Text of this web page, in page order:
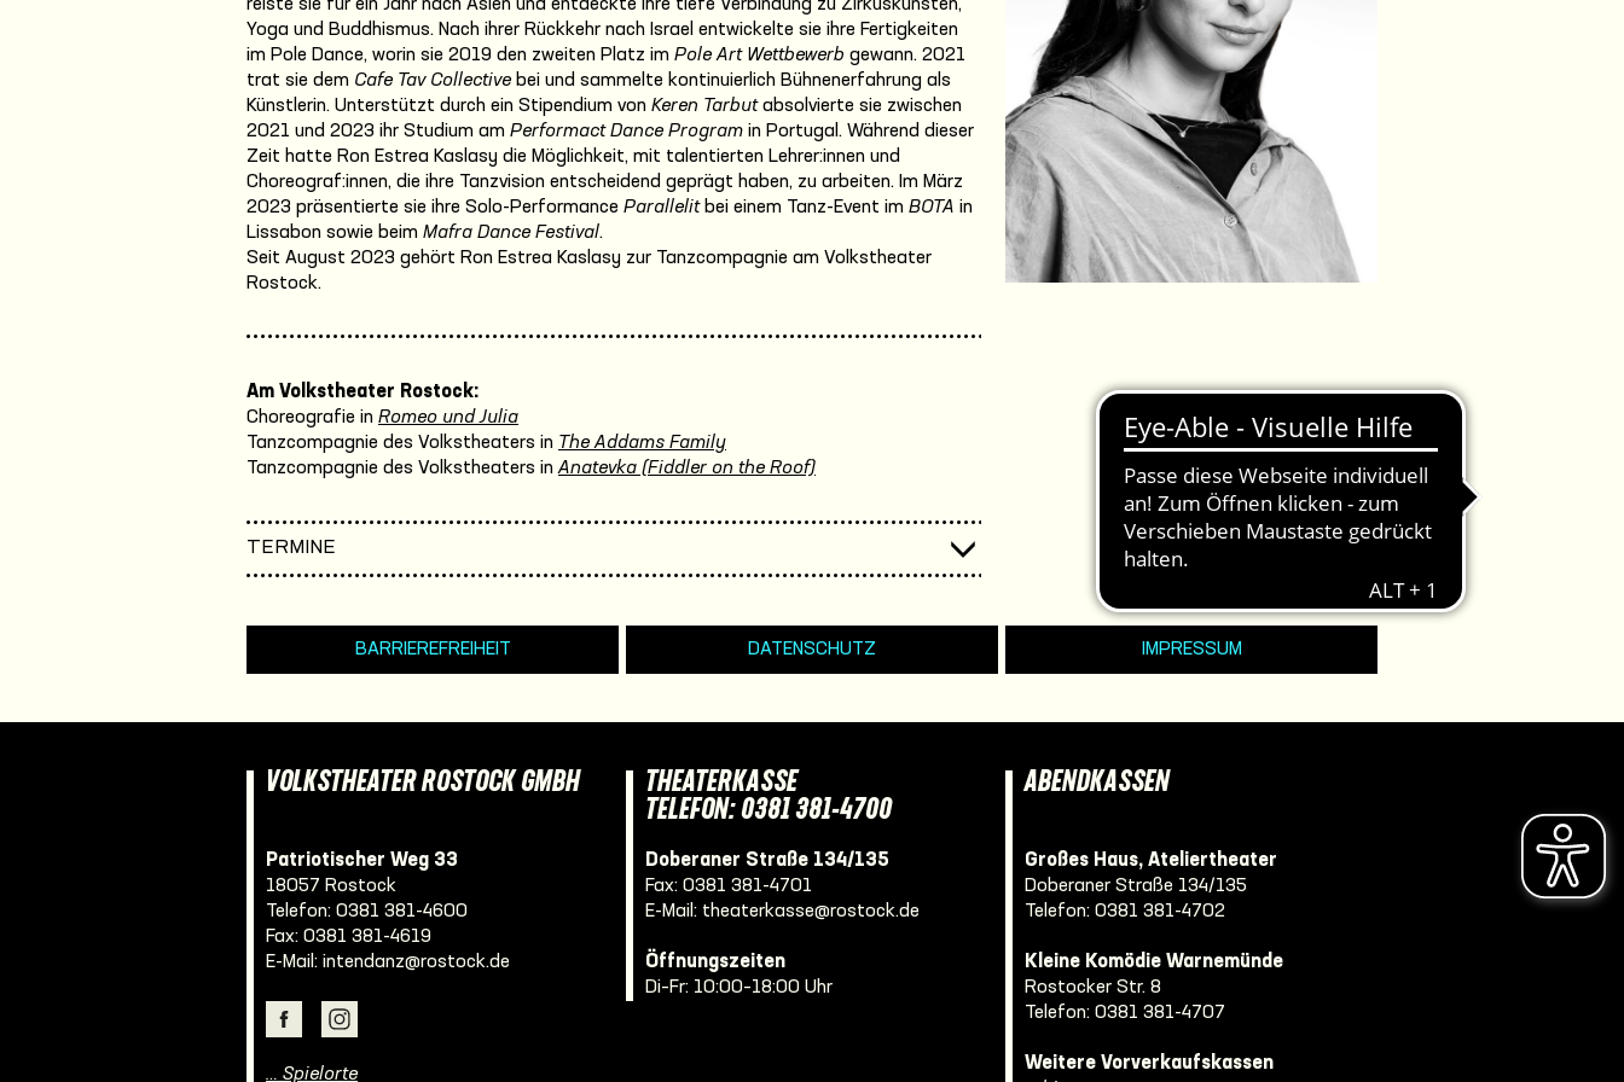
reiste sie für ein Jahr nach Asien und entdeckte ihre tiefe Verbindung zu Zirkuskünsten,
Yoga und Buddhismus. Nach ihrer Rückkehr nach Israel entwickelte sie ihre Fertigkeiten
im Pole Dance, worin sie 2019 den zweiten Platz im Pole Art Wettbewerb gewann. 2021
trat sie dem Cafe Tav Collective bei und sammelte kontinuierlich Bühnenerfahrung als
Künstlerin. Unterstützt durch ein Stipendium von Keren Tarbutabsolvierte sie zwischen
2021 und 2023 ihr Studium am Performact Dance Program in Portugal. Während dieser
Zeit hatte Ron Estrea Kaslasy die Möglichkeit, mit talentierten Lehrer:innen und
Choreograf:innen, die ihre Tanzvision entscheidend geprägt haben, zu arbeiten. Im März
2023 präsentierte sie ihre Solo-Performance Parallelitbei einem Tanz-Event im BOTA in
Lissabon sowie beim Mafra Dance Festival.
Seit August 2023 gehört Ron Estrea Kaslasy zur Tanzcompagnie am Volkstheater
Rostock.
Am Volkstheater Rostock:
Choreografie in Romeo und Julia
Tanzcompagnie des Volkstheaters in The Addams Family
Tanzcompagnie des Volkstheaters in Anatevka (Fiddler on the Roof)
TERMINE
BARRIEREFREIHEIT DATENSCHUTZ IMPRESSUM
VOLKSTHEATER ROSTOCK GMBH
Patriotischer Weg 33
18057 Rostock
Telefon: 0381 381-4600
Fax: 0381 381-4619
E-Mail: intendanz@rostock.de
… Spielorte
THEATERKASSE
TELEFON: 0381 381-4700
Doberaner Straße 134/135
Fax: 0381 381-4701
E-Mail: theaterkasse@rostock.de
Öffnungszeiten
Di–Fr: 10:00–18:00 Uhr
ABENDKASSEN
Großes Haus, Ateliertheater
Doberaner Straße 134/135
Telefon: 0381 381-4702
Kleine Komödie Warnemünde
Rostocker Str. 8
Telefon: 0381 381-4707
Weitere Vorverkaufskassen